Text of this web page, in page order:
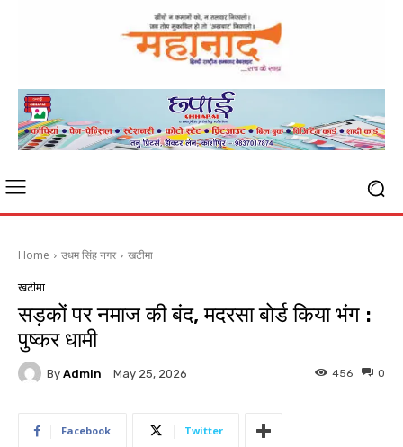
Home उधम सिंह नगर खटीमा
खटीमा
सड़कों पर नमाज की बंद, मदरसा बोर्ड किया भंग :
पुष्कर धामी
By Admin May 25, 2026 0
456
Facebook Twitter